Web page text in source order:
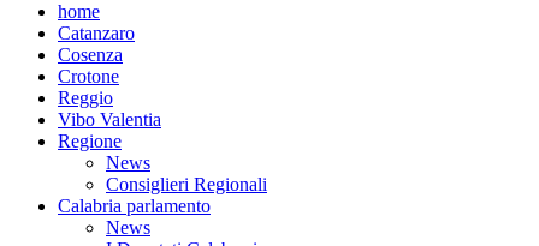
home
Catanzaro
Cosenza
Crotone
Reggio
Vibo Valentia
Regione
News
Consiglieri Regionali
Calabria parlamento
News